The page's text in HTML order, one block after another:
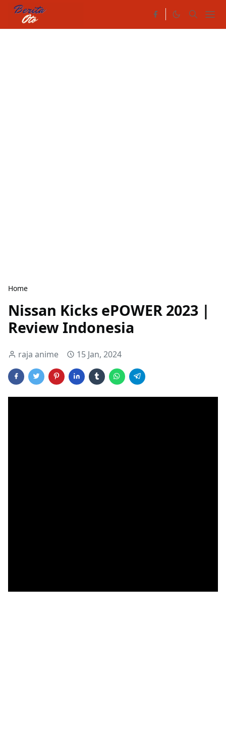
Home
Nissan Kicks ePOWER 2023 |
Review Indonesia
raja anime 15 Jan, 2024